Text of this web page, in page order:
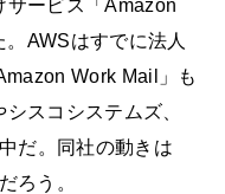
サービス「Amazon
AWSはすでに法人
Work Mail」も
スコシステムズ、
だ。同社の動きは
ろう。